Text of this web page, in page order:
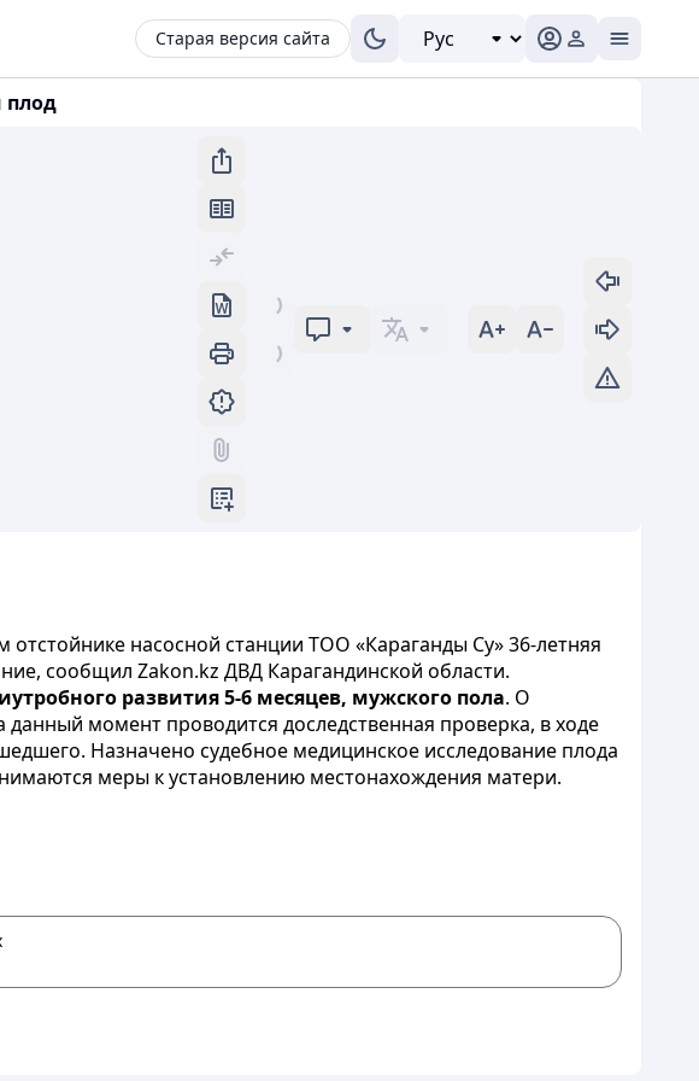
Старая версия сайта
плод
насосной станции ТОО «Караганды Су» 36-летняя
сообщил Zakon.kz ДВД Карагандинской области.
развития 5-6 месяцев, мужского пола. О
момент проводится доследственная проверка, в ходе
Назначено судебное медицинское исследование плода
меры к установлению местонахождения матери.